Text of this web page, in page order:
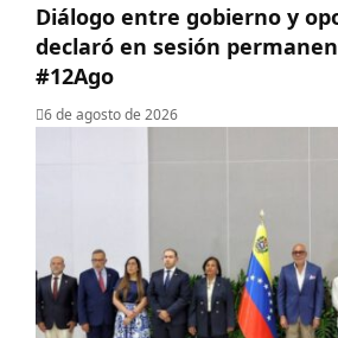
Diálogo entre gobierno y
declaró en sesión
#12Ago
6 de agosto de 2026